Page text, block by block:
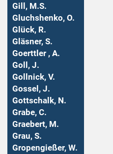
Gill, M.S.
Gluchshenko, O.
Glück, R.
Gläsner, S.
Goerttler , A.
Goll, J.
Gollnick, V.
Gossel, J.
Gottschalk, N.
Grabe, C.
Graebert, M.
Grau, S.
Gropengießer, W.